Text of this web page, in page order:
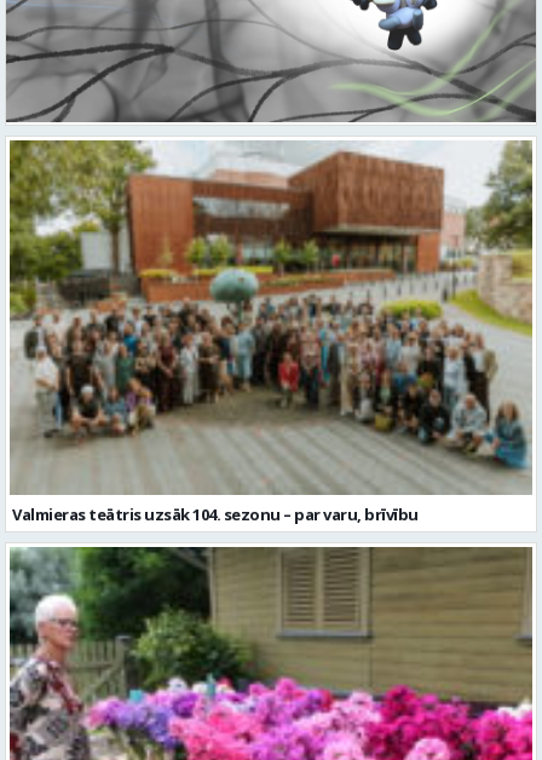
Valmieras teātris uzsāk 104. sezonu – par varu, brīvību